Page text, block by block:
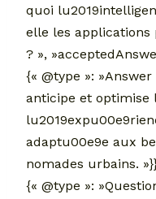
quoi
elle les applications
? »,
{« @type »: »Answer
anticipe et optimise
adaptu00e9e aux
nomades urbains.
{« @type »: